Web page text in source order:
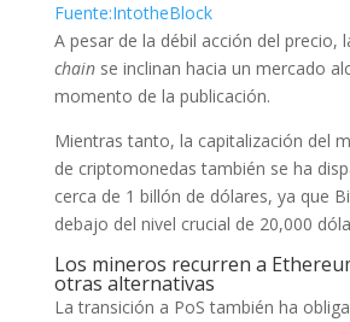
Fuente:IntotheBlock
A pesar de la débil acción del precio,
chainse inclinan hacia un mercado
momento de la publicación.
Mientras tanto, la capitalización del
de criptomonedas también se ha
cerca de 1 billón de dólares, ya que
debajo del nivel crucial de 20,000
Los mineros recurren a
otras alternativas
La transición a PoS también ha